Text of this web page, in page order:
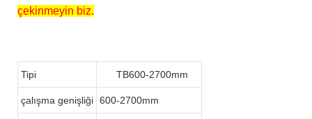
çekinmeyin biz.
Tipi TB600-2700mm
çalışma genişliği 600-2700mm